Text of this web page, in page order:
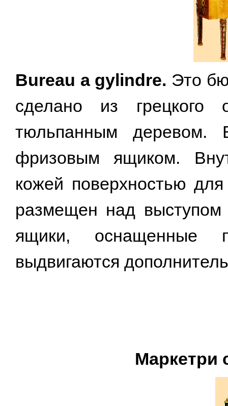
Bureau a gylindre. Это
сделано из
тюльпанным деревом.
фризовым ящиком.
кожей поверхностью
размещен над выступом
ящики, оснащенные
выдвигаются
Маркетри